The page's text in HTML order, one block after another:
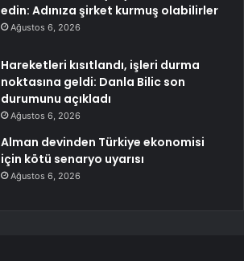
edin: Adınıza şirket kurmuş olabilirler
Ağustos 6, 2026
Hareketleri kısıtlandı, işleri durma
noktasına geldi: Danla Bilic son
durumunu açıkladı
Ağustos 6, 2026
Alman devinden Türkiye ekonomisi
için kötü senaryo uyarısı
Ağustos 6, 2026